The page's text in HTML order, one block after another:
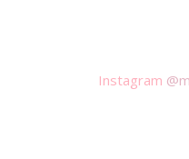
Instagram